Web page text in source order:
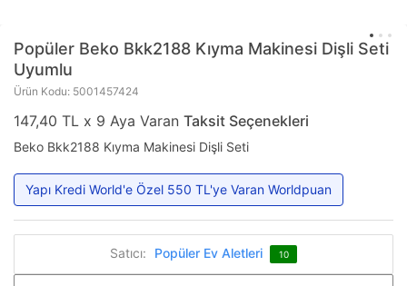
Popüler Beko Bkk2188 Kıyma Makinesi Dişli Seti
Uyumlu
Ürün Kodu: 5001457424
147,40 TL x 9 Aya Varan Taksit Seçenekleri
Beko Bkk2188 Kıyma Makinesi Dişli Seti
Yapı Kredi World'e Özel 550 TL'ye Varan Worldpuan
Satıcı: Popüler Ev Aletleri 10